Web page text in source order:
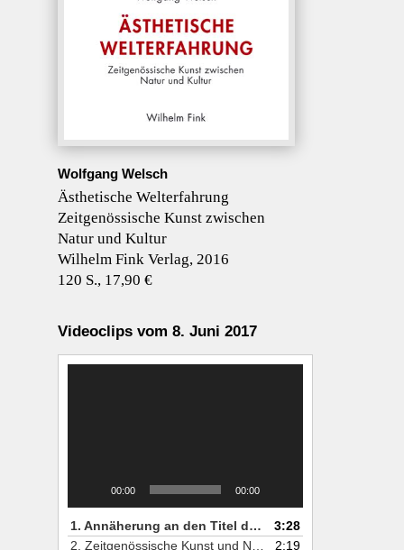
Wolfgang Welsch
Ästhetische Welterfahrung
Zeitgenössische Kunst zwischen
Natur und Kultur
Wilhelm Fink Verlag, 2016
120 S., 17,90 €
Videoclips vom 8. Juni 2017
00:00 00:00
1. Annäherung an den Titel des Buches über den Untertitel: was verbindet zeitgenössische Kunst mit Natur?
3:28
2:19